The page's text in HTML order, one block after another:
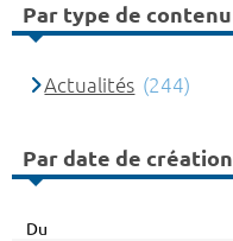
Par type de contenu
Actualités (244)
Par date de création
Du